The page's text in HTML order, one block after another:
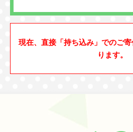
現在、直接「持ち込み」でのご
ります。